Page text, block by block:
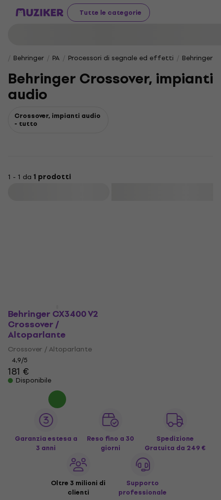
Tutte le categorie
Behringer PA Processori di segnale ed effetti Behringer
Behringer Crossover, impianti
audio
Crossover, impianti audio
- tutto
1 - 1 da 1 prodotti
Behringer CX3400 V2
Crossover /
Altoparlante
Crossover / Altoparlante
4,9/5
181 €
Disponibile
Garanzia estesa a
3 anni
Reso fino a 30
giorni
Spedizione
Gratuita da 249 €
Oltre 3 milioni di
clienti
Supporto
professionale